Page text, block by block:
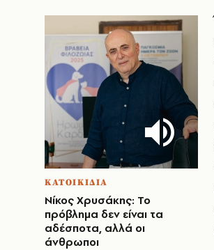
ΚΑΤΟΙΚΙΔΙΑ
Νίκος Χρυσάκης: Το
πρόβλημα δεν είναι τα
αδέσποτα, αλλά οι
άνθρωποι